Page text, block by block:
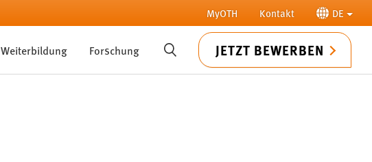
MyOTH Kontakt DE
Weiterbildung Forschung SUCHE JETZT BEWERBEN